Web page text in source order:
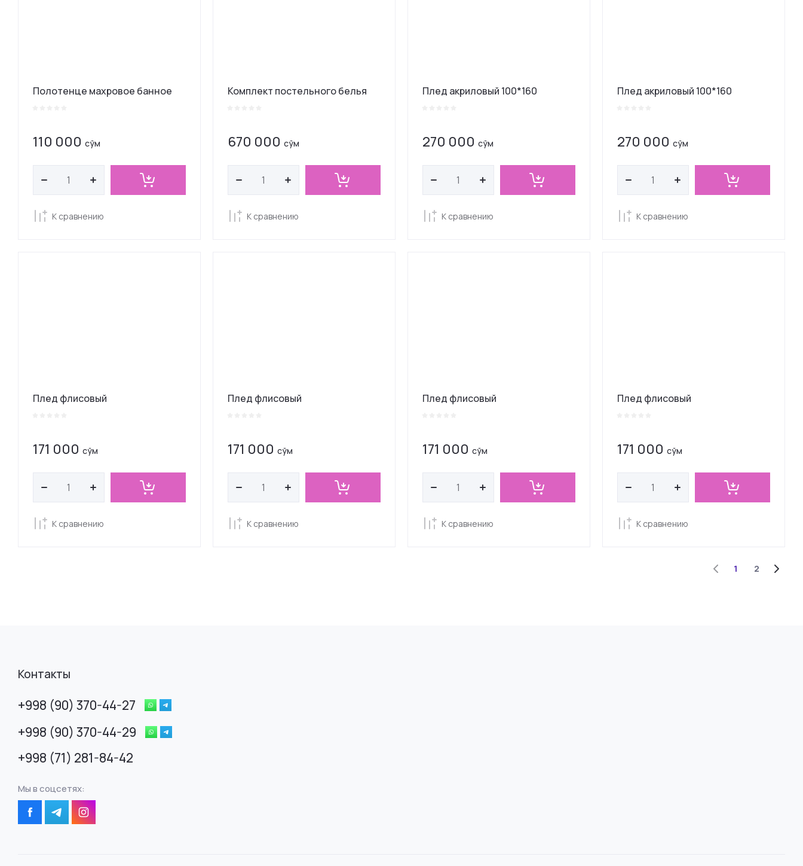
Полотенце махровое банное
110 000 сўм
К сравнению
Комплект постельного белья
670 000 сўм
К сравнению
Плед акриловый 100*160
270 000 сўм
К сравнению
Плед акриловый 100*160
270 000 сўм
К сравнению
Плед флисовый
171 000 сўм
К сравнению
Плед флисовый
171 000 сўм
К сравнению
Плед флисовый
171 000 сўм
К сравнению
Плед флисовый
171 000 сўм
К сравнению
1 2
Контакты
+998 (90) 370-44-27
+998 (90) 370-44-29
+998 (71) 281-84-42
Мы в соцсетях: